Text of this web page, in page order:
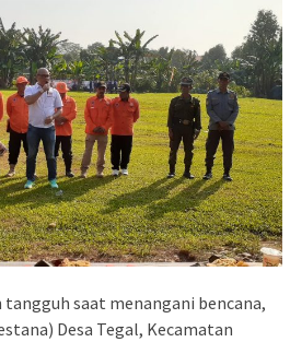
tangguh saat menangani bencana,
Desa Tegal, Kecamatan